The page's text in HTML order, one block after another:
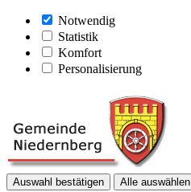
Notwendig
Statistik
Komfort
Personalisierung
Auswahl bestätigen Alle auswählen